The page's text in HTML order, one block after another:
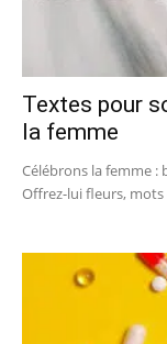
Textes pour
la femme
Célébrons la femme
Offrez-lui fleurs,